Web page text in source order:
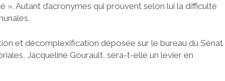
Autant d’acronymes qui prouvent selon lui la difficulté
et décomplexification déposée sur le bureau du Sénat
Jacqueline Gourault, sera-t-elle un levier en